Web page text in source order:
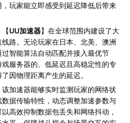
玩家能立即感受到延迟降低后带来
【UU加速器】在全球范围内建设了大
路。无论玩家在日本、北美、澳洲
智能算法自动匹配并接入最优节
服务器的、低延迟且高稳定性的专
因物理距离产生的延迟。
该加速器能够实时监测玩家的网络状
据传输特性，动态调整加速参数与
高效抑制数据包丢失和网络抖动，